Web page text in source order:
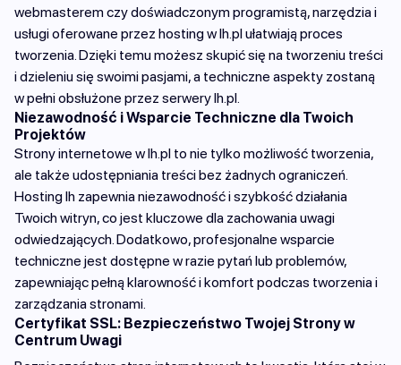
webmasterem czy doświadczonym programistą, narzędzia i
usługi oferowane przez hosting w lh.pl ułatwiają proces
tworzenia. Dzięki temu możesz skupić się na tworzeniu treści
i dzieleniu się swoimi pasjami, a techniczne aspekty zostaną
w pełni obsłużone przez serwery lh.pl.
Niezawodność i Wsparcie Techniczne dla Twoich
Projektów
Strony internetowe w lh.pl to nie tylko możliwość tworzenia,
ale także udostępniania treści bez żadnych ograniczeń.
Hosting lh zapewnia niezawodność i szybkość działania
Twoich witryn, co jest kluczowe dla zachowania uwagi
odwiedzających. Dodatkowo, profesjonalne wsparcie
techniczne jest dostępne w razie pytań lub problemów,
zapewniając pełną klarowność i komfort podczas tworzenia i
zarządzania stronami.
Certyfikat SSL: Bezpieczeństwo Twojej Strony w
Centrum Uwagi